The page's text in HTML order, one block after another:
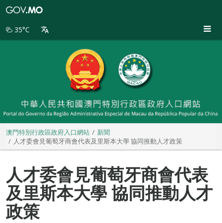
別
35°C
澳門特別行政區政府入口網站
新聞
人才委會見葡萄牙商會代表及里斯本大學 協同推動人才政策
人才委會見葡萄牙商會代表
及里斯本大學 協同推動人才
政策